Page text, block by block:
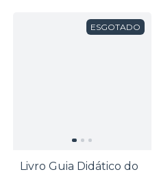
ESGOTADO
Livro Guia Didático do